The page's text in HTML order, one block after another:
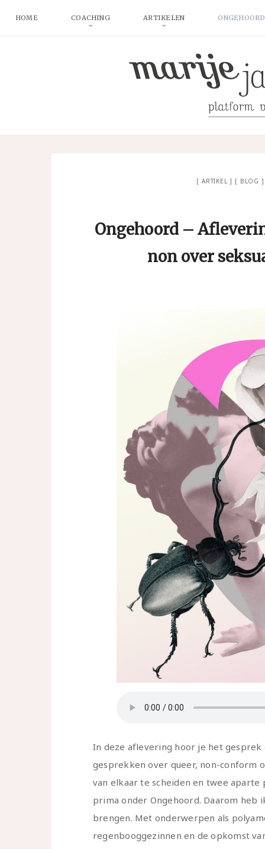
HOME COACHING ARTIKELEN
ARTIKEL BLOG
Ongehoord –
non over
In deze aflevering hoor je het
gesprekken over queer, non-conform
van elkaar te scheiden en twee
prima onder Ongehoord. Daarom
brengen. Met onderwerpen als
regenbooggezinnen en de opkomst